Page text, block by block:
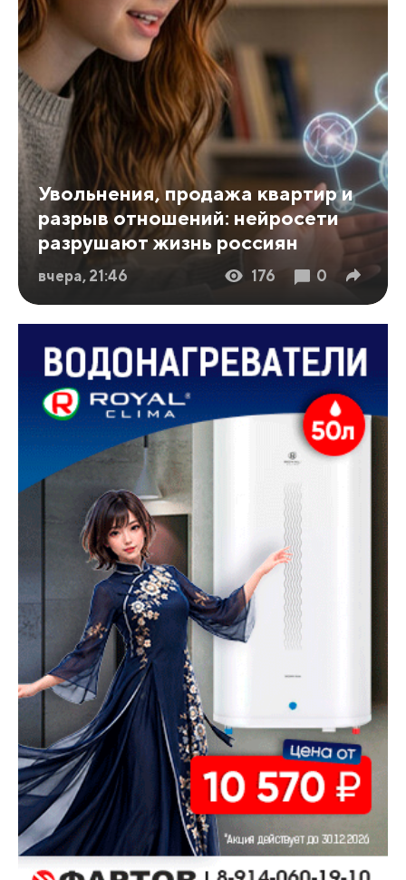
Увольнения, продажа квартир и
разрыв отношений: нейросети
разрушают жизнь россиян
вчера, 21:46 176 0